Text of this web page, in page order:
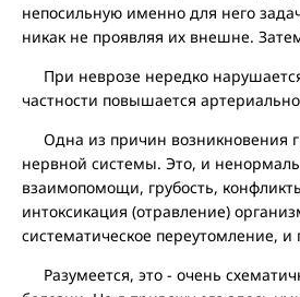
непосильную именно для него
никак не проявляя их внешне.
При неврозе нередко
частности повышается
Одна из причин возникновения
нервной системы. Это, и
взаимопомощи, грубость,
интоксикация (отравление)
систематическое переутомление, и
Разумеется, это - очень